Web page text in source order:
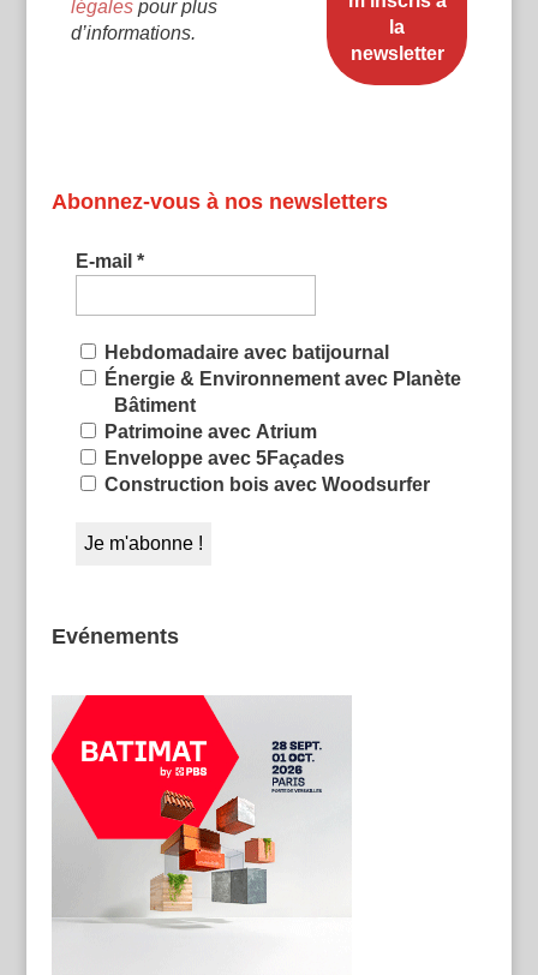
légalespour plus
d’informations.
Abonnez-vous à nos newsletters
E-mail *
Hebdomadaire avec batijournal
Énergie & Environnement avec Planète
Bâtiment
Patrimoine avec Atrium
Enveloppe avec 5Façades
Construction bois avec Woodsurfer
Evénements